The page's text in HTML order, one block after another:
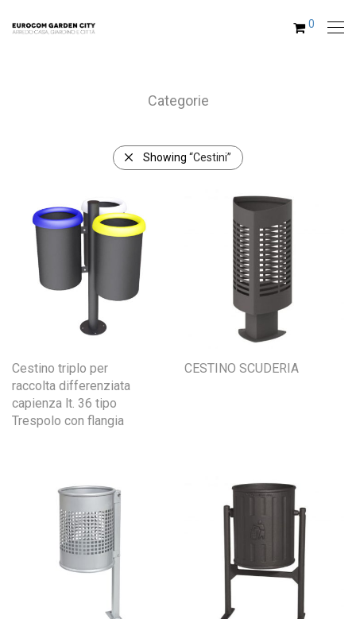
0
Categorie
Showing “Cestini”
Cestino triplo per
raccolta differenziata
capienza lt. 36 tipo
Trespolo con flangia
CESTINO SCUDERIA